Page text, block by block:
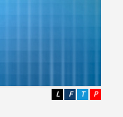
P
T
F
L